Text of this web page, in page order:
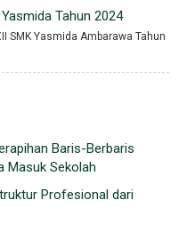
Tahun 2024
Yasmida Ambarawa Tahun
Baris-Berbaris
Masuk Sekolah
Profesional dari